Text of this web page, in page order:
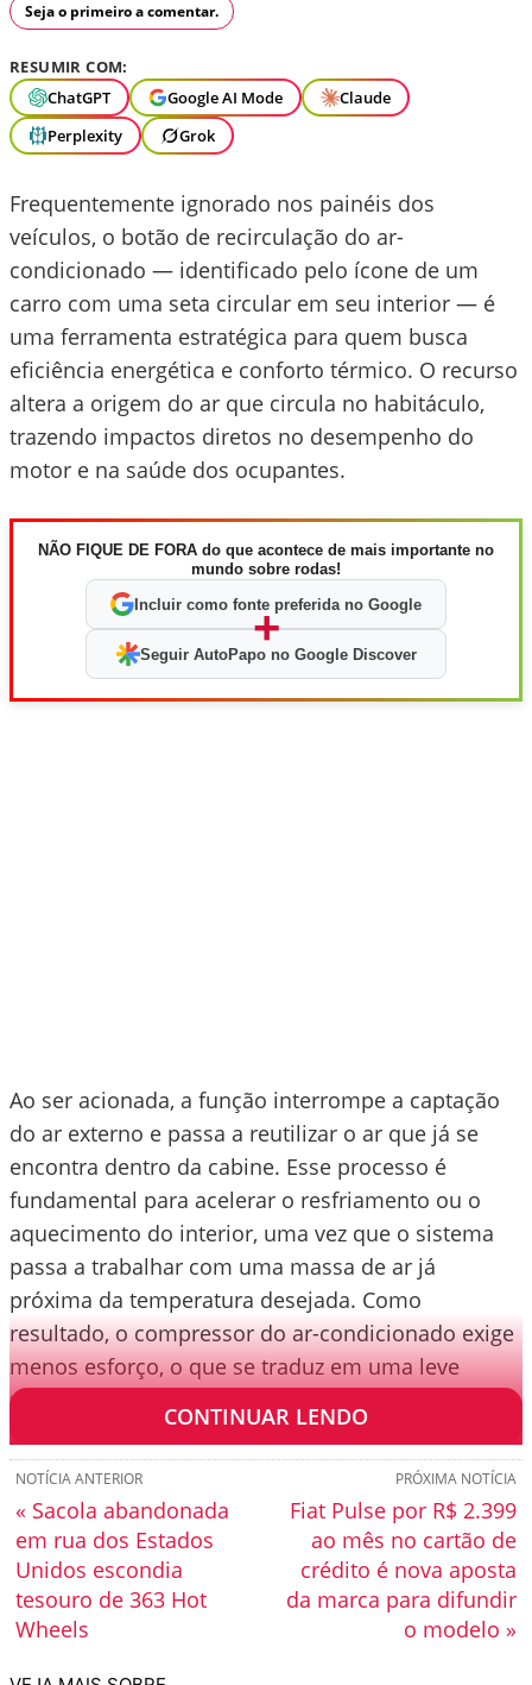
Seja o primeiro a comentar.
RESUMIR COM:
ChatGPT
Google AI Mode
Claude
Perplexity
Grok
Frequentemente ignorado nos painéis dos
veículos, o botão de recirculação do ar-
condicionado — identificado pelo ícone de um
carro com uma seta circular em seu interior — é
uma ferramenta estratégica para quem busca
eficiência energética e conforto térmico. O recurso
altera a origem do ar que circula no habitáculo,
trazendo impactos diretos no desempenho do
motor e na saúde dos ocupantes.
NÃO FIQUE DE FORA do que acontece de mais importante no
mundo sobre rodas!
Incluir como fonte preferida no Google
+
Seguir AutoPapo no Google Discover
Ao ser acionada, a função interrompe a captação
do ar externo e passa a reutilizar o ar que já se
encontra dentro da cabine. Esse processo é
fundamental para acelerar o resfriamento ou o
aquecimento do interior, uma vez que o sistema
passa a trabalhar com uma massa de ar já
próxima da temperatura desejada. Como
resultado, o compressor do ar-condicionado exige
menos esforço, o que se traduz em uma leve
redução no consumo de combustível.
CONTINUAR LENDO
PRÓXIMA NOTÍCIA
Fiat Pulse por R$ 2.399
ao mês no cartão de
crédito é nova aposta
da marca para difundir
o modelo »
NOTÍCIA ANTERIOR
« Sacola abandonada
em rua dos Estados
Unidos escondia
tesouro de 363 Hot
Wheels